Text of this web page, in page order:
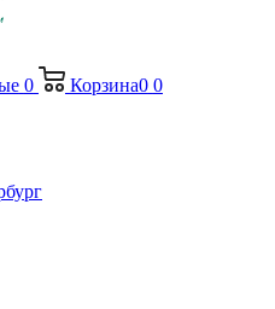
0 Корзина0 0